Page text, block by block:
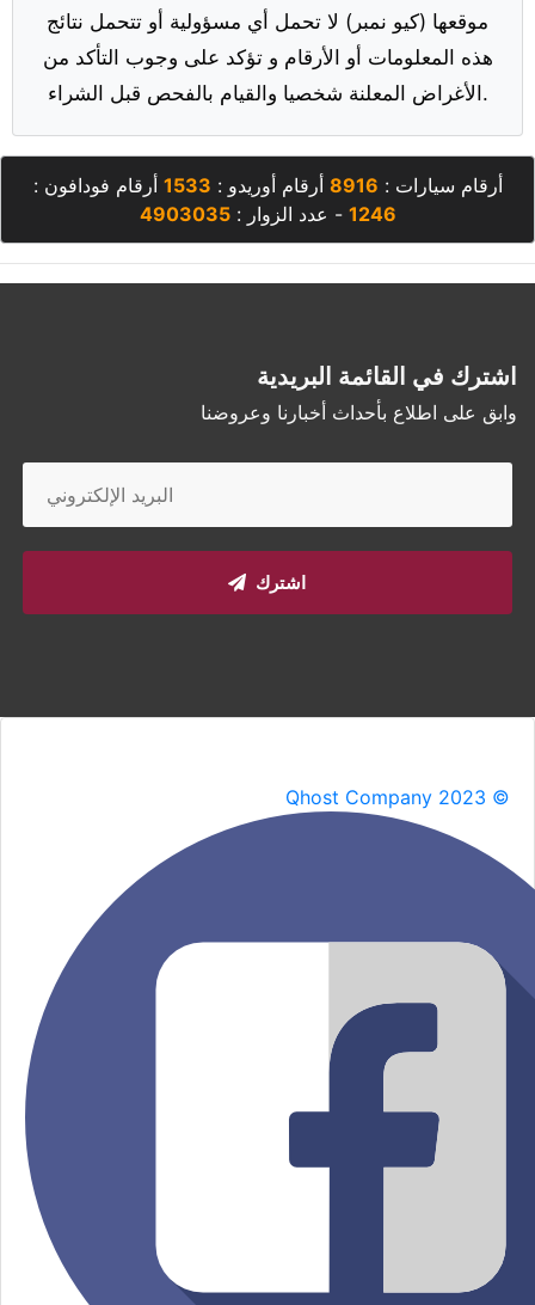
موقعها (كيو نمبر) لا تحمل أي مسؤولية أو تتحمل نتائج
هذه المعلومات أو الأرقام و تؤكد على وجوب التأكد من
الأغراض المعلنة شخصيا والقيام بالفحص قبل الشراء.
أرقام سيارات : 8916 أرقام أوريدو : 1533 أرقام فودافون :
1246 - عدد الزوار :4903035
اشترك في القائمة البريدية
وابق على اطلاع بأحداث أخبارنا وعروضنا
اشترك
Qhost Company 2023 ©